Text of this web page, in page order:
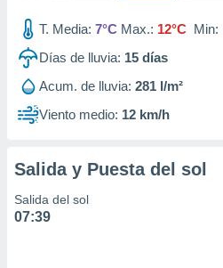
1199
T. Media: 7°C Max.: 12°C Min:
Días de lluvia: 15 días
Acum. de lluvia: 281 l/m²
Viento medio: 12 km/h
Salida y Puesta del sol
Salida del sol
07:39